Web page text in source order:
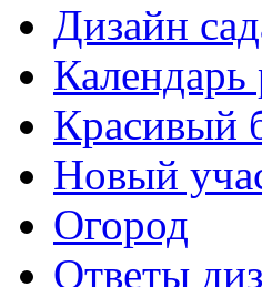
Дизайн
Календарь
Красивый
Новый
Огород
Ответы